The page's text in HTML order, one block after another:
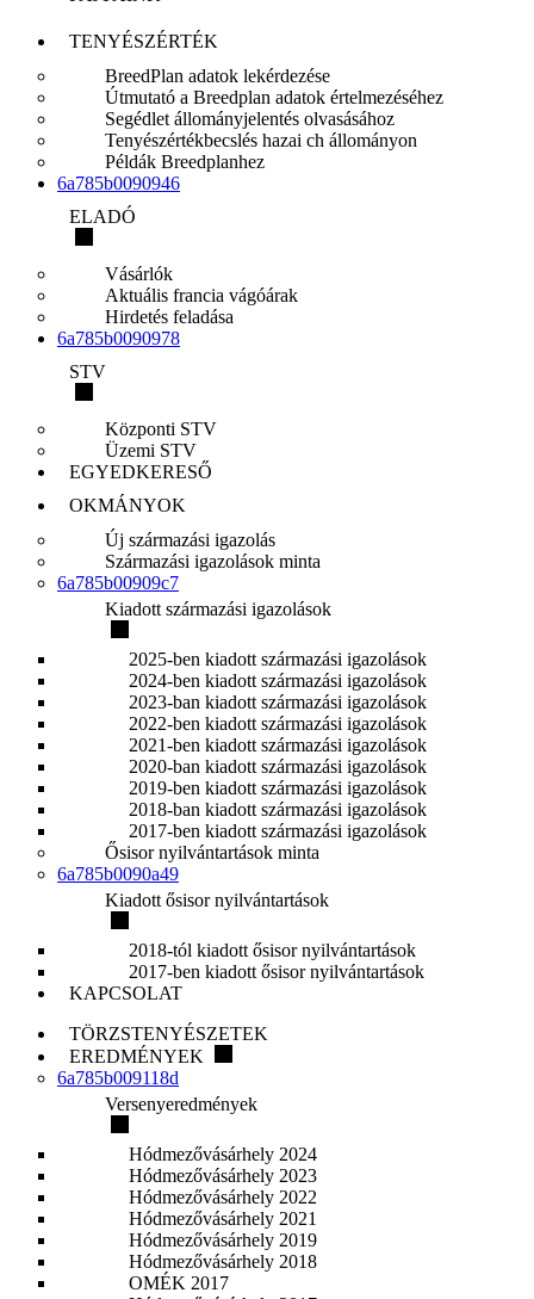
TENYÉSZÉRTÉK
BreedPlan adatok lekérdezése
Útmutató a Breedplan adatok értelmezéséhez
Segédlet állományjelentés olvasásához
Tenyészértékbecslés hazai ch állományon
Példák Breedplanhez
6a785b0090946
ELADÓ
Vásárlók
Aktuális francia vágóárak
Hirdetés feladása
6a785b0090978
STV
Központi STV
Üzemi STV
EGYEDKERESŐ
OKMÁNYOK
Új származási igazolás
Származási igazolások minta
6a785b00909c7
Kiadott származási igazolások
2025-ben kiadott származási igazolások
2024-ben kiadott származási igazolások
2023-ban kiadott származási igazolások
2022-ben kiadott származási igazolások
2021-ben kiadott származási igazolások
2020-ban kiadott származási igazolások
2019-ben kiadott származási igazolások
2018-ban kiadott származási igazolások
2017-ben kiadott származási igazolások
Ősisor nyilvántartások minta
6a785b0090a49
Kiadott ősisor nyilvántartások
2018-tól kiadott ősisor nyilvántartások
2017-ben kiadott ősisor nyilvántartások
KAPCSOLAT
TÖRZSTENYÉSZETEK
EREDMÉNYEK
6a785b009118d
Versenyeredmények
Hódmezővásárhely 2024
Hódmezővásárhely 2023
Hódmezővásárhely 2022
Hódmezővásárhely 2021
Hódmezővásárhely 2019
Hódmezővásárhely 2018
OMÉK 2017